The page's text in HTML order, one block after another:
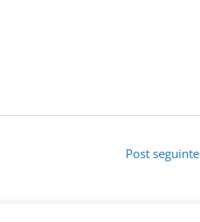
Post seguinte